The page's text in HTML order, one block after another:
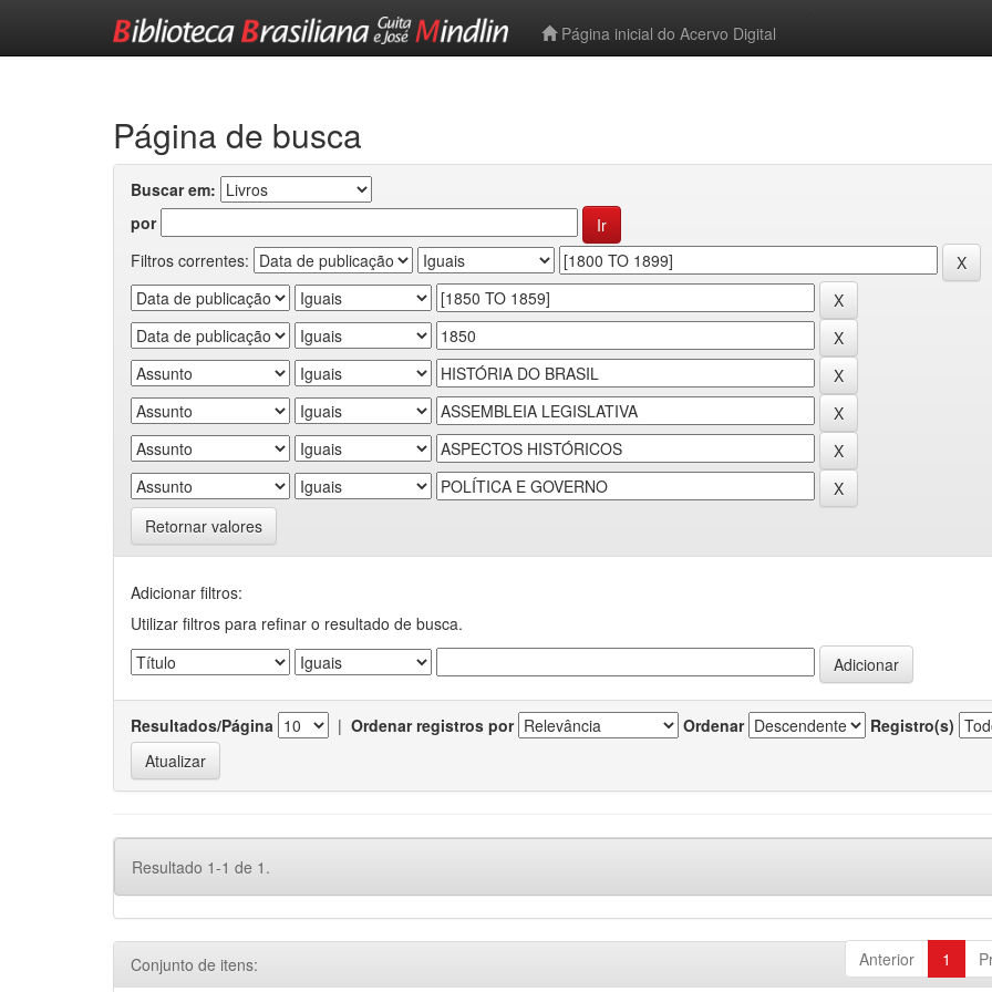
Página inicial do Acervo Digital
Página de busca
Buscar em:
por
Filtros correntes:
Retornar valores
Adicionar filtros:
Utilizar filtros para refinar o resultado de busca.
Resultados/Página | Ordenar registros por Ordenar Registro(s)
Resultado 1-1 de 1.
Anterior 1
Conjunto de itens: